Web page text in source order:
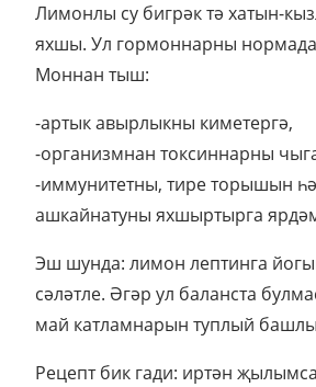
Лимонлы су бигрәк тә хатын-
яхшы. Ул гормоннарны нормада
Моннан тыш:
-артык авырлыкны киметергә,
-организмнан токсиннарны
-иммунитетны, тире торышын
ашкайнатуны яхшыртырга
Эш шунда: лимон лептинга
сәләтле. Әгәр ул баланста
май катламнарын туплый
Рецепт бик гади: иртән